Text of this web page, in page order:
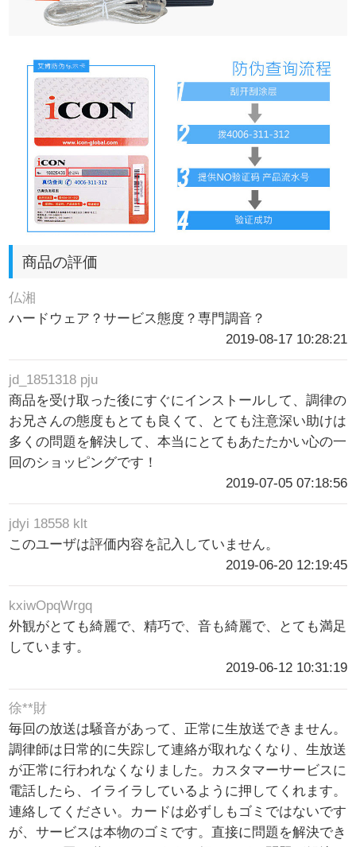
商品の評価
仏湘
ハードウェア？サービス態度？専門調音？
2019-08-17 10:28:21
jd_1851318 pju
商品を受け取った後にすぐにインストールして、調律の
お兄さんの態度もとても良くて、とても注意深い助けは
多くの問題を解決して、本当にとてもあたたかい心の一
回のショッピングです！
2019-07-05 07:18:56
jdyi 18558 klt
このユーザは評価内容を記入していません。
2019-06-20 12:19:45
kxiwOpqWrgq
外観がとても綺麗で、精巧で、音も綺麗で、とても満足
しています。
2019-06-12 10:31:19
徐**財
毎回の放送は騒音があって、正常に生放送できません。
調律師は日常的に失踪して連絡が取れなくなり、生放送
が正常に行われなくなりました。カスタマーサービスに
電話したら、イライラしているように押してくれます。
連絡してください。カードは必ずしもゴミではないです
が、サービスは本物のゴミです。直接に問題を解決でき